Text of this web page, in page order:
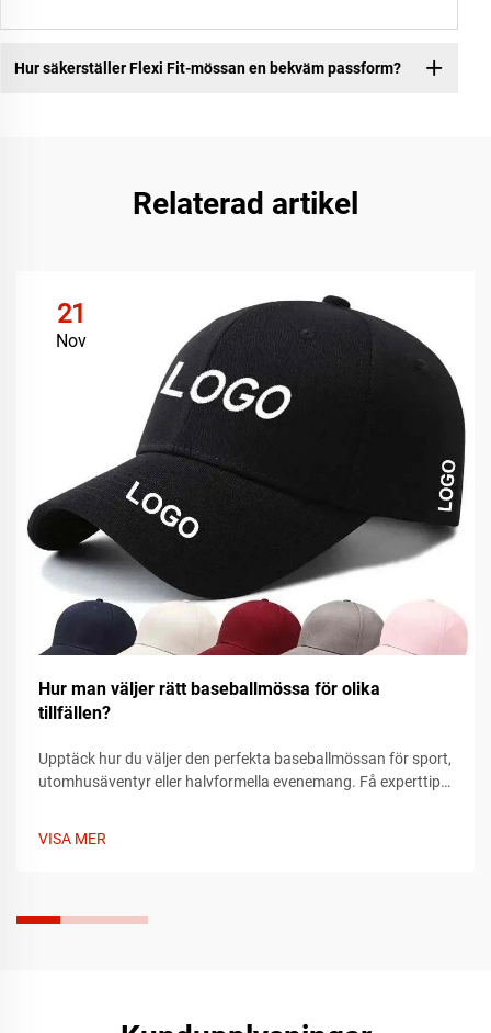
Hur säkerställer Flexi Fit-mössan en bekväm passform?
Relaterad artikel
21
Nov
Hur man väljer rätt baseballmössa för olika
tillfällen?
Upptäck hur du väljer den perfekta baseballmössan för sport,
utomhusäventyr eller halvformella evenemang. Få experttips
VISA MER